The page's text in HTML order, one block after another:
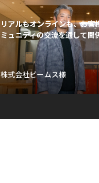
リアルもオンラインも、お
ミュニティの交流を通して関
株式会社ビームス様